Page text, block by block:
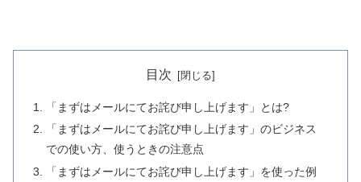
目次
「まずはメールにてお詫び申し上げます」とは?
「まずはメールにてお詫び申し上げます」のビジネス
での使い方、使うときの注意点
「まずはメールにてお詫び申し上げます」を使った例